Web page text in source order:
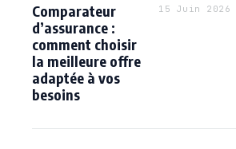
Comparateur
d’assurance :
comment choisir
la meilleure offre
adaptée à vos
besoins
15 Juin 2026